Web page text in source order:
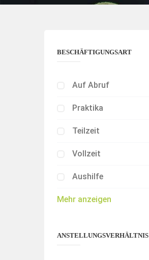
BESCHÄFTIGUNGSART
Auf Abruf
Praktika
Teilzeit
Vollzeit
Aushilfe
Mehr anzeigen
ANSTELLUNGSVERHÄLTNIS